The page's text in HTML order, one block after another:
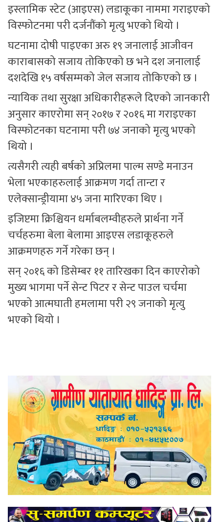
इस्लामिक स्टेट (आइएस) लडाकूका नाममा गराइएको
विस्फोटनमा परी दर्जनौंको मृत्यु भएको थियो ।
घटनामा दोषी पाइएका अरु १९ जनालाई आजीवन
काराबासको सजाय तोकिएको छ भने दश जनालाई
दशदेखि १५ वर्षसम्मको जेल सजाय तोकिएको छ ।
न्यायिक तथा सुरक्षा अधिकारीहरूले दिएको जानकारी
अनुसार काएरोमा सन् २०१७ र २०१६ मा गराइएका
विस्फोटनका घटनामा परी ७४ जनाको मृत्यु भएको
थियो ।
त्यसैगरी त्यही बर्षको अप्रिलमा पाल्म सण्डे मनाउन
भेला भएकाहरुलाई आक्रमण गर्दा तान्टा र
एलेक्सान्ड्रीयामा ४५ जना मारिएका थिए ।
इजिप्टमा क्रिश्चियन धर्माबलम्वीहरुले प्रार्थना गर्ने
चर्चहरुमा बेला बेलामा आइएस लडाकूहरुले
आक्रमणहरु गर्ने गरेका छन् ।
सन् २०१६ को डिसेम्बर ११ तारिखका दिन काएरोको
मुख्य भागमा पर्ने सेन्ट पिटर र सेन्ट पाउल चर्चमा
भएको आत्मघाती हमलामा परी २९ जनाको मृत्यु
भएको थियो ।